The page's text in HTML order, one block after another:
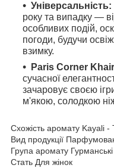
Універсальність:
року та випадку —
особливих подій,
погоди, будучи
взимку.
Paris Corner
сучасної
зачаровує своєю
м'якою, солодкою
Схожість аромату Kayali -
Вид продукції
Група аромату Гурманські
Стать Для жінок